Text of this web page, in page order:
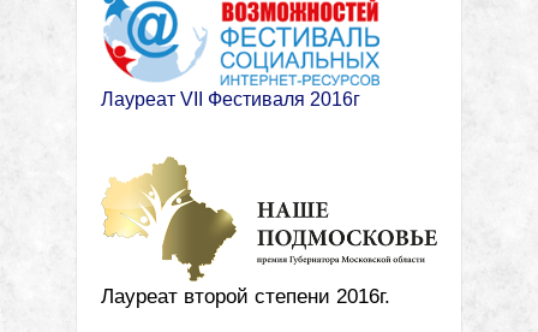
Лауреат VII Фестиваля 2016г
Лауреат второй степени 2016г.